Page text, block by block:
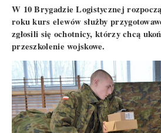
W 10 Brygadzie Logistycznej
roku kurs elewów służby
zgłosili się ochotnicy, którzy chcą
przeszkolenie wojskowe.